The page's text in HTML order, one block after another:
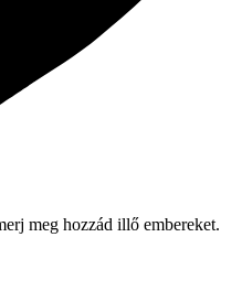
meg hozzád illő embereket.